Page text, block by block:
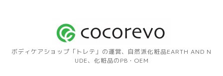
ボディケアショップ「トレテ」の運営、自然派化粧品EARTH AND N
UDE、化粧品のPB・OEM